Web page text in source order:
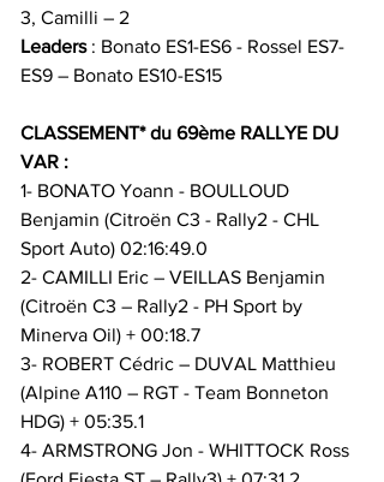
3, Camilli – 2
Leaders : Bonato ES1-ES6 - Rossel ES7-
ES9 – Bonato ES10-ES15
CLASSEMENT* du 69ème RALLYE DU
VAR :
1- BONATO Yoann - BOULLOUD
Benjamin (Citroën C3 - Rally2 - CHL
Sport Auto) 02:16:49.0
2- CAMILLI Eric – VEILLAS Benjamin
(Citroën C3 – Rally2 - PH Sport by
Minerva Oil) + 00:18.7
3- ROBERT Cédric – DUVAL Matthieu
(Alpine A110 – RGT - Team Bonneton
HDG) + 05:35.1
4- ARMSTRONG Jon - WHITTOCK Ross